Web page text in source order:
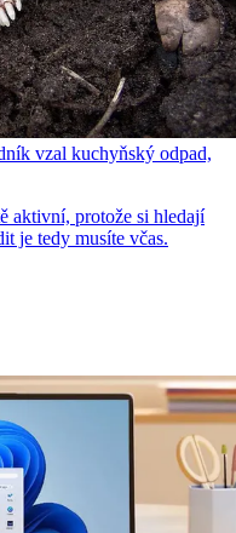
vzal kuchyňský odpad,
aktivní, protože si hledají
je tedy musíte včas.